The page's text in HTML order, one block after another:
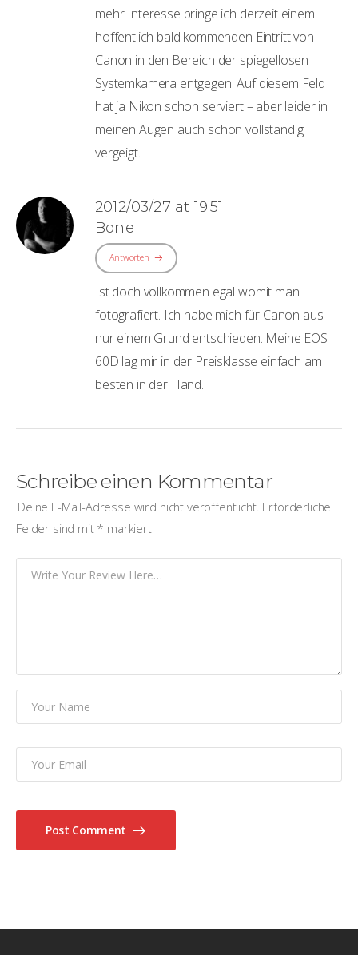
mehr Interesse bringe ich derzeit einem
hoffentlich bald kommenden Eintritt von
Canon in den Bereich der spiegellosen
Systemkamera entgegen. Auf diesem Feld
hat ja Nikon schon serviert – aber leider in
meinen Augen auch schon vollständig
vergeigt.
2012/03/27 at 19:51
Bone
Antworten
Ist doch vollkommen egal womit man
fotografiert. Ich habe mich für Canon aus
nur einem Grund entschieden. Meine EOS
60D lag mir in der Preisklasse einfach am
besten in der Hand.
Schreibe einen Kommentar
Deine E-Mail-Adresse wird nicht veröffentlicht. Erforderliche
Felder sind mit * markiert
Post Comment